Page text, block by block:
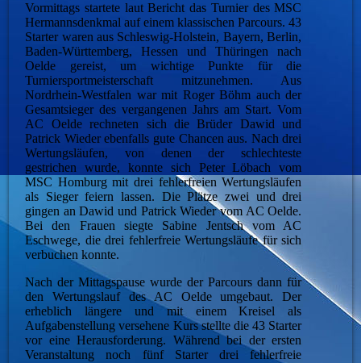
Vormittags startete laut Bericht das Turnier des MSC
Hermannsdenkmal auf einem klassischen Parcours. 43
Starter waren aus Schleswig-Holstein, Bayern, Berlin,
Baden-Württemberg, Hessen und Thüringen nach
Oelde gereist, um wichtige Punkte für die
Turniersportmeisterschaft mitzunehmen. Aus
Nordrhein-Westfalen war mit Roger Böhm auch der
Gesamtsieger des vergangenen Jahrs am Start. Vom
AC Oelde rechneten sich die Brüder Dawid und
Patrick Wieder ebenfalls gute Chancen aus. Nach drei
Wertungsläufen, von denen der schlechteste
gestrichen wurde, konnte sich Peter Löbach vom
MSC Homburg mit drei fehlerfreien Wertungsläufen
als Sieger feiern lassen. Die Plätze zwei und drei
gingen an Dawid und Patrick Wieder vom AC Oelde.
Bei den Frauen siegte Sabine Jentsch vom AC
Eschwege, die drei fehlerfreie Wertungsläufe für sich
verbuchen konnte.
Nach der Mittagspause wurde der Parcours dann für
den Wertungslauf des AC Oelde umgebaut. Der
erheblich längere und mit einem Kreisel als
Aufgabenstellung versehene Kurs stellte die 43 Starter
vor eine Herausforderung. Während bei der ersten
Veranstaltung noch fünf Starter drei fehlerfreie